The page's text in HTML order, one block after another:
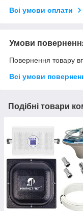
Всі умови оплати
Умови
Повернення товару
Всі умови
Подібні товари